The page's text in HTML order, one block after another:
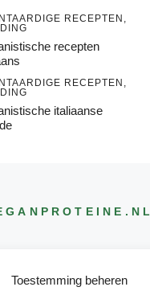
Toestemming beheren
RECEPTEN
recepten
RECEPTEN
italiaanse
.NL